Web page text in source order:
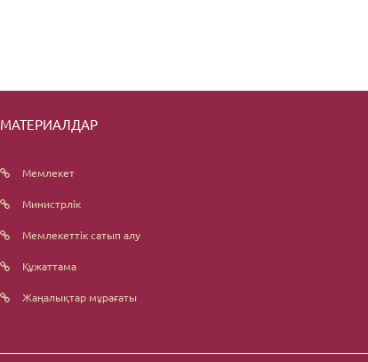
МАТЕРИАЛДАР
Мемлекет
Министрлік
Мемлекеттік сатып алу
Құжаттама
Жаңалықтар мұрағаты